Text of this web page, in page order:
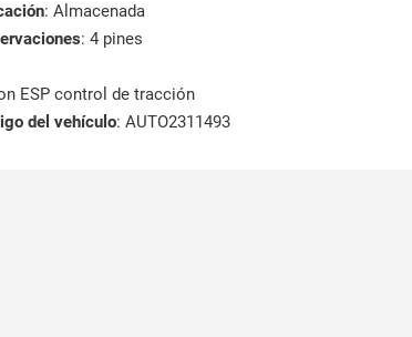
: Almacenada
: 4 pines
ESP control de tracción
del vehículo: AUTO2311493